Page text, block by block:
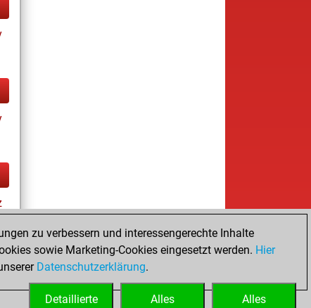
zu verbessern und interessengerechte Inhalte
sowie Marketing-Cookies eingesetzt werden. Hier
Datenschutzerklärung.
Alles
Alles
Detaillierte